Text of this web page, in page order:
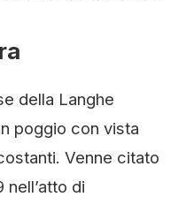
della Langhe
poggio con vista
Venne citato
nell’atto di